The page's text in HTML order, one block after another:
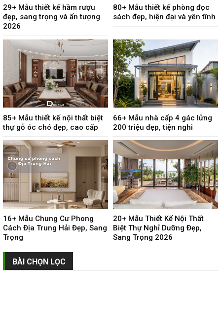
29+ Mẫu thiết kế hầm rượu
đẹp, sang trọng và ấn tượng
2026
80+ Mẫu thiết kế phòng đọc
sách đẹp, hiện đại và yên tĩnh
85+ Mẫu thiết kế nội thất biệt
thự gỗ óc chó đẹp, cao cấp
66+ Mẫu nhà cấp 4 gác lửng
200 triệu đẹp, tiện nghi
16+ Mẫu Chung Cư Phong
Cách Địa Trung Hải Đẹp, Sang
Trọng
20+ Mẫu Thiết Kế Nội Thất
Biệt Thự Nghỉ Dưỡng Đẹp,
Sang Trọng 2026
BÀI CHỌN LỌC